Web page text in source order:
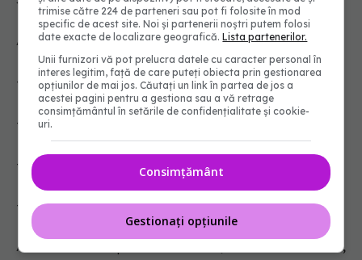
Alimentele bogate în calciu includ:
- Produse lactate
- Soia
- Semințe
- Smochine
Acidul fitic poate reduce, de asemenea,
trimise către 224 de parteneri sau pot fi folosite în mod
specific de acest site. Noi și partenerii noștri putem folosi
date exacte de localizare geografică.Lista partenerilor.
Unii furnizori vă pot prelucra datele cu caracter personal în
interes legitim, față de care puteți obiecta prin gestionarea
opțiunilor de mai jos. Căutați un link în partea de jos a
acestei pagini pentru a gestiona sau a vă retrage
consimțământul în setările de confidențialitate și cookie-
uri.
Consimțământ
Gestionați opțiunile